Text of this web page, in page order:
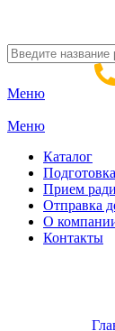
Меню
Меню
Каталог
Прием
Отправка
О
Контакты